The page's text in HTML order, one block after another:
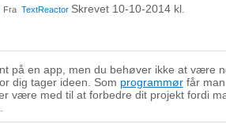
Fra TextReactor Skrevet 10-10-2014kl.
på en app, men du behøver ikke at være
dig tager ideen. Som programmørfår man
være med til at forbedre dit projekt fordi